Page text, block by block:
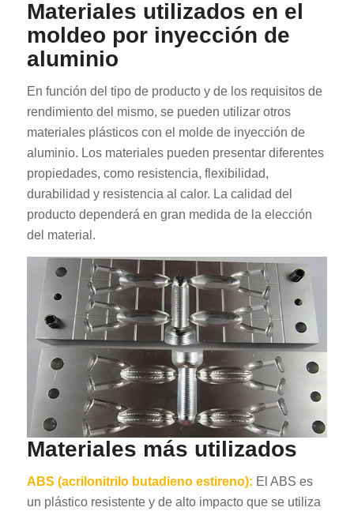
Materiales utilizados en el
moldeo por inyección de
aluminio
En función del tipo de producto y de los requisitos de
rendimiento del mismo, se pueden utilizar otros
materiales plásticos con el molde de inyección de
aluminio. Los materiales pueden presentar diferentes
propiedades, como resistencia, flexibilidad,
durabilidad y resistencia al calor. La calidad del
producto dependerá en gran medida de la elección
del material.
Materiales más utilizados
ABS (acrilonitrilo butadieno estireno): El ABS es
un plástico resistente y de alto impacto que se utiliza